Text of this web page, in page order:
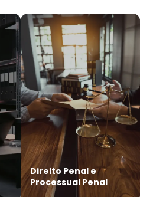
Direito Penal e
Processual Penal